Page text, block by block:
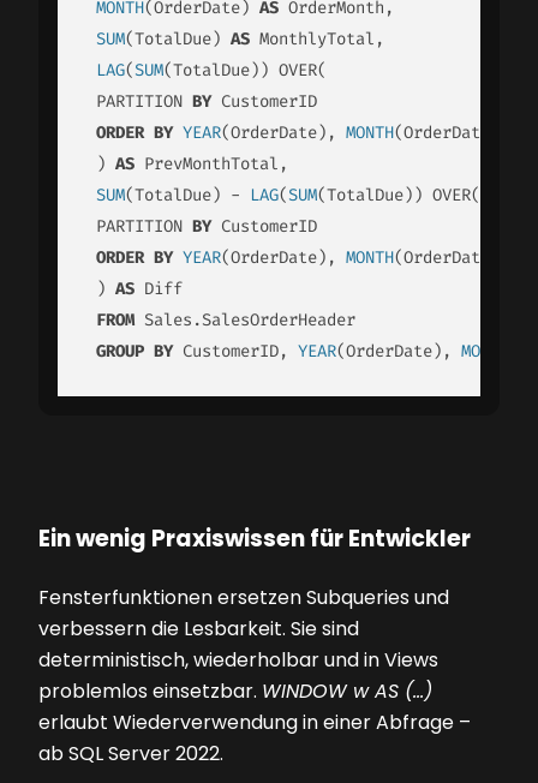
MONTH(OrderDate) AS OrderMonth,
SUM(TotalDue) AS MonthlyTotal,
LAG(SUM(TotalDue)) OVER(
PARTITION BY CustomerID
ORDER BY YEAR(OrderDate), MONTH(OrderDate)
) AS PrevMonthTotal,
SUM(TotalDue) - LAG(SUM(TotalDue)) OVER(
PARTITION BY CustomerID
ORDER BY YEAR(OrderDate), MONTH(OrderDate)
) AS Diff
FROM Sales.SalesOrderHeader
GROUP BY CustomerID, YEAR(OrderDate), MONTH
Ein wenig Praxiswissen für Entwickler
Fensterfunktionen ersetzen Subqueries und
verbessern die Lesbarkeit. Sie sind
deterministisch, wiederholbar und in Views
problemlos einsetzbar. WINDOW w AS (...)
erlaubt Wiederverwendung in einer Abfrage –
ab SQL Server 2022.